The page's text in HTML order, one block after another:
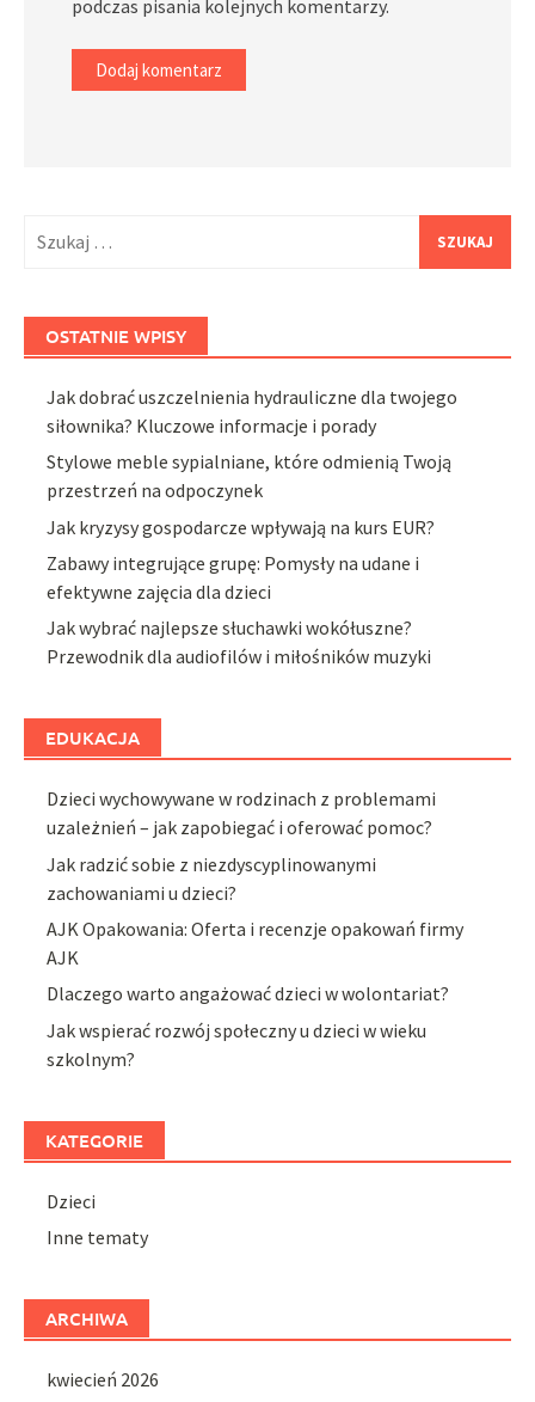
podczas pisania kolejnych komentarzy.
OSTATNIE WPISY
Jak dobrać uszczelnienia hydrauliczne dla twojego
siłownika? Kluczowe informacje i porady
Stylowe meble sypialniane, które odmienią Twoją
przestrzeń na odpoczynek
Jak kryzysy gospodarcze wpływają na kurs EUR?
Zabawy integrujące grupę: Pomysły na udane i
efektywne zajęcia dla dzieci
Jak wybrać najlepsze słuchawki wokółuszne?
Przewodnik dla audiofilów i miłośników muzyki
EDUKACJA
Dzieci wychowywane w rodzinach z problemami
uzależnień – jak zapobiegać i oferować pomoc?
Jak radzić sobie z niezdyscyplinowanymi
zachowaniami u dzieci?
AJK Opakowania: Oferta i recenzje opakowań firmy
AJK
Dlaczego warto angażować dzieci w wolontariat?
Jak wspierać rozwój społeczny u dzieci w wieku
szkolnym?
KATEGORIE
Dzieci
Inne tematy
ARCHIWA
kwiecień 2026